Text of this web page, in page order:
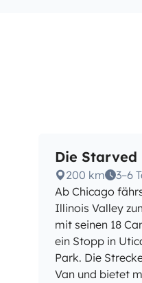
Die Starved
200 km
3–6
Ab Chicago
Illinois Valley
mit seinen 18
ein Stopp in
Park. Die
Van und bietet